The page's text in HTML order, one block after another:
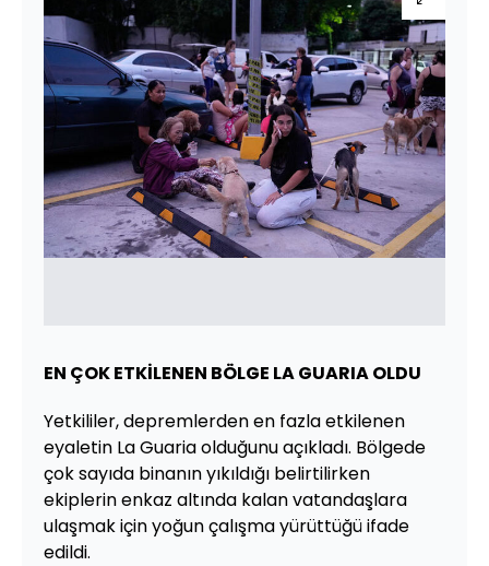
EN ÇOK ETKİLENEN BÖLGE LA GUARIA OLDU
Yetkililer, depremlerden en fazla etkilenen
eyaletin La Guaria olduğunu açıkladı. Bölgede
çok sayıda binanın yıkıldığı belirtilirken
ekiplerin enkaz altında kalan vatandaşlara
ulaşmak için yoğun çalışma yürüttüğü ifade
edildi.